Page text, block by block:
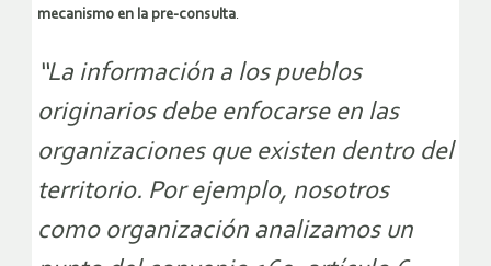
mecanismo en la pre-consulta.
“La información a los pueblos
originarios debe enfocarse en las
organizaciones que existen dentro del
territorio. Por ejemplo, nosotros
como organización analizamos un